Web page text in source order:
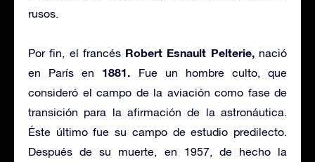
rusos.
Por fin, el francés Robert Esnault Pelterie,nació
en París en 1881. Fue un hombre culto, que
consideró el campo de la aviación como fase de
transición para la afirmación de la astronáutica.
Éste último fue su campo de estudio predilecto.
Después de su muerte, en 1957, de hecho la